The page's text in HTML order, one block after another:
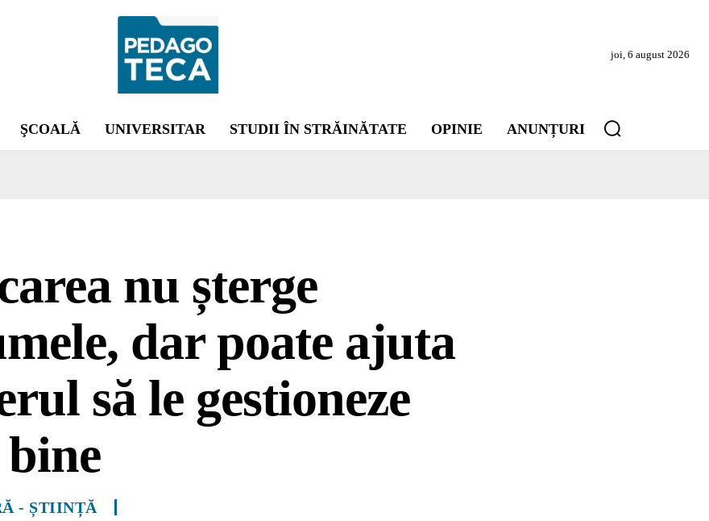
joi, 6 august 2026
ŞCOALĂ UNIVERSITAR STUDII ÎN STRĂINĂTATE OPINIE ANUNȚURI
nu șterge
dar poate ajuta
să le gestioneze
- ȘTIINȚĂ